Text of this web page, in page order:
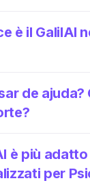
è il GalilAI
de ajuda?
è più
per